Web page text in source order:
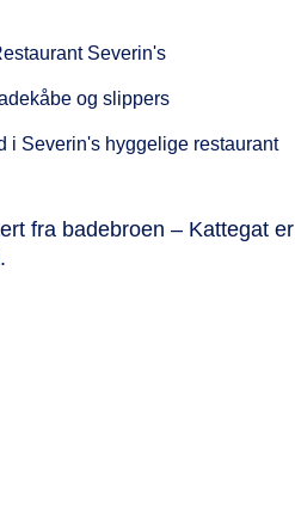
Severin's
og slippers
i Severin's hyggelige restaurant
fra badebroen – Kattegat